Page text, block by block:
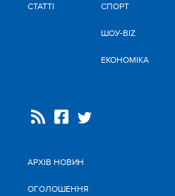
СТАТТІ СПОРТ
ШОУ-BIZ
ЕКОНОМІКА
АРХІВ НОВИН
ОГОЛОШЕННЯ